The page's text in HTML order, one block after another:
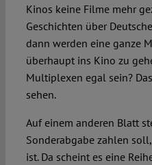
Kinos keine Filme mehr
Geschichten über
dann werden eine ganze
überhaupt ins Kino zu
Multiplexen egal sein?
sehen.
Auf einem anderen Blatt
Sonderabgabe zahlen
ist. Da scheint es eine